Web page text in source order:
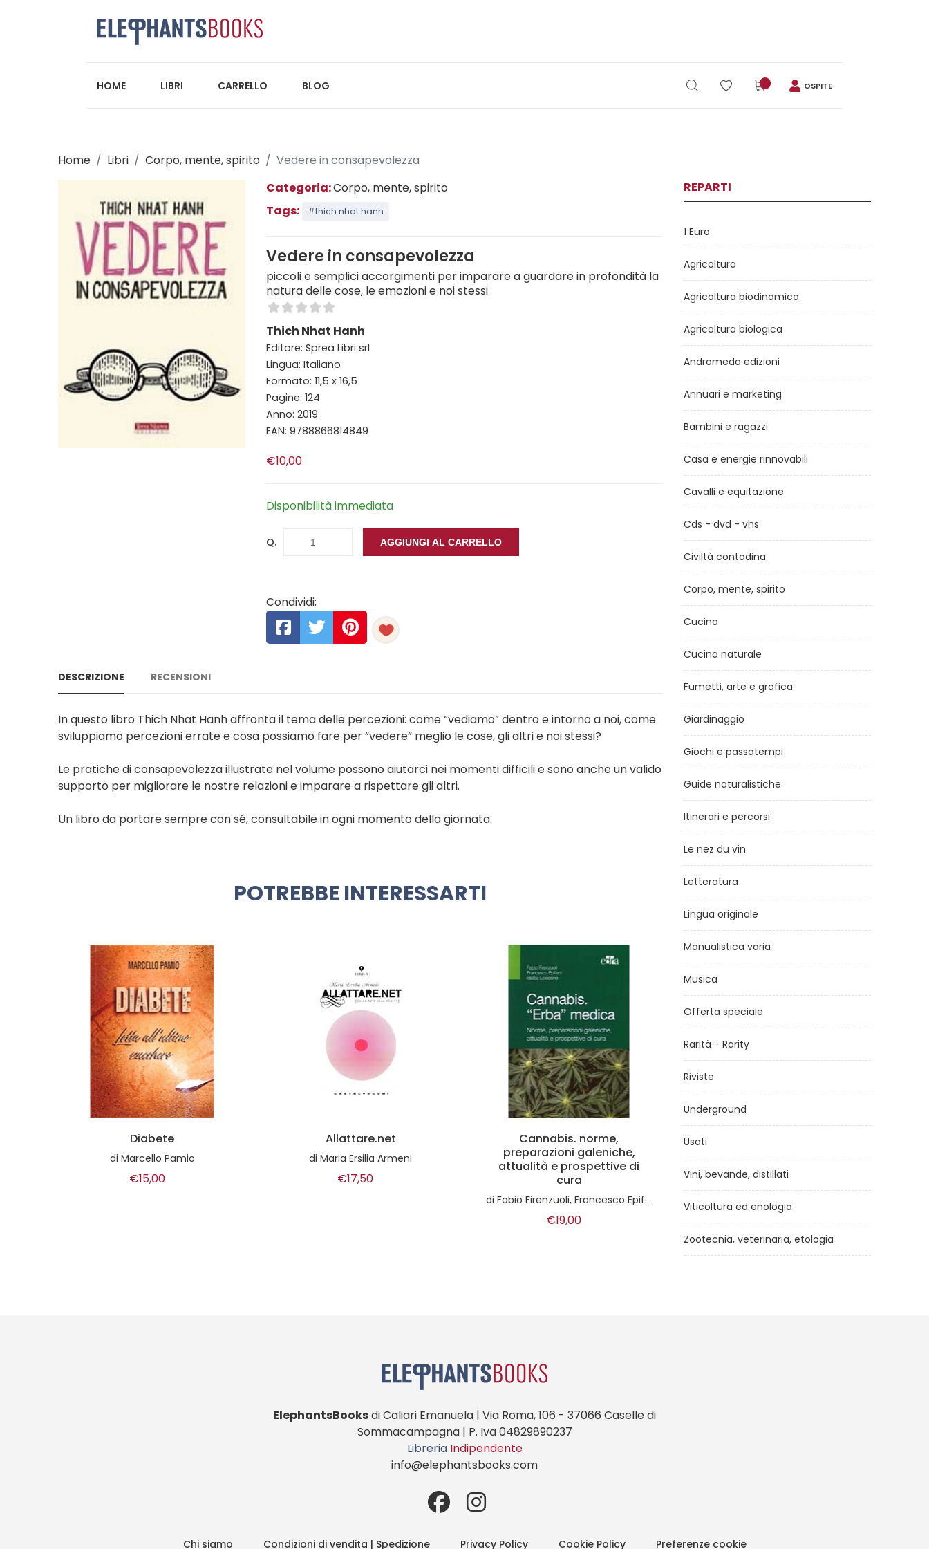
HOME LIBRI CARRELLO BLOG OSPITE
Home Libri Corpo, mente, spirito
Vedere in consapevolezza
Categoria:Corpo, mente, spirito
Tags:
#thich nhat hanh
Vedere in consapevolezza
piccoli e semplici accorgimenti per imparare a guardare in profondità la
natura delle cose, le emozioni e noi stessi
Thich Nhat Hanh
Editore: Sprea Libri srl
Lingua: Italiano
Formato: 11,5 x 16,5
Pagine: 124
Anno: 2019
EAN: 9788866814849
€10,00
Disponibilità immediata
Q. AGGIUNGI AL CARRELLO
Condividi:
DESCRIZIONE RECENSIONI
In questo libro Thich Nhat Hanh affronta il tema delle percezioni: come “vediamo” dentro e intorno a noi, come
sviluppiamo percezioni errate e cosa possiamo fare per “vedere” meglio le cose, gli altri e noi stessi?
Le pratiche di consapevolezza illustrate nel volume possono aiutarci nei momenti difficili e sono anche un valido
supporto per migliorare le nostre relazioni e imparare a rispettare gli altri.
Un libro da portare sempre con sé, consultabile in ogni momento della giornata.
POTREBBE INTERESSARTI
Diabete
di Marcello Pamio
€15,00
Allattare.net
diMaria Ersilia Armeni
€17,50
Cannabis. norme,
preparazioni galeniche,
attualità e prospettive di
cura
di Fabio Firenzuoli, Francesco Epifani, Idalba Loiacono
€19,00
I bambini vogliono essere
di Evelin Kirkilionis
€18,50
REPARTI
1 Euro
Agricoltura
Agricoltura biodinamica
Agricoltura biologica
Andromeda edizioni
Annuari e marketing
Bambini e ragazzi
Casa e energie rinnovabili
Cavalli e equitazione
Cds - dvd - vhs
Civiltà contadina
Corpo, mente, spirito
Cucina
Cucina naturale
Fumetti, arte e grafica
Giardinaggio
Giochi e passatempi
Guide naturalistiche
Itinerari e percorsi
Le nez du vin
Letteratura
Lingua originale
Manualistica varia
Musica
Offerta speciale
Rarità - Rarity
Riviste
Underground
Usati
Vini, bevande, distillati
Viticoltura ed enologia
Zootecnia, veterinaria, etologia
ElephantsBooksdi Caliari Emanuela | Via Roma, 106 - 37066 Caselle di
Sommacampagna | P. Iva 04829890237
Libreria Indipendente
info@elephantsbooks.com
Chi siamo Condizioni di vendita | Spedizione Privacy Policy Cookie Policy Preferenze cookie